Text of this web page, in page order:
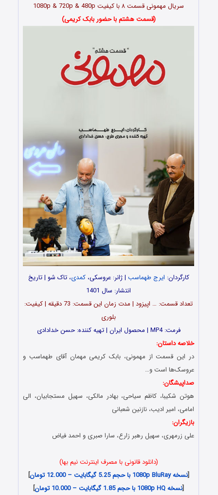
سریال مهمونی قسمت۸با کیفیت 1080p & 720p & 480p
(قسمت هشتم با حضور بابک کریمی)
کارگردان: ایرج طهماسب | ژانر: عروسکی،کمدی، تاک شو | تاریخ
انتشار: سال 1401
تعداد قسمت: … اپیزود | مدت زمان این قسمت: 73 دقیقه | کیفیت:
بلوری
فرمت: MP4 | محصول ایران | تهیه کننده: حسن خدادادی
خلاصه داستان:
در این قسمت از مهمونی، بابک کریمی مهمان آقای طهماسب و
عروسک‌ها است و…
صداپیشگان:
هوتن شکیبا، کاظم سیاحى، بهادر مالکى، سهیل مستجابیان، الى
امامى، امیر ادیب، نازنین شعبانى
بازیگران:
علی زرمهری، سهیل رهبر زارع، سارا صبری و احمد فیاض
(دانلود قانونی با مصرف اینترنت نیم بها)
[نسخه 1080p BluRay با حجم 5.25 گیگابایت – 12.000 تومان
]
[نسخه 1080p HQ با حجم 1.85 گیگابایت – 10.000 تومان
]